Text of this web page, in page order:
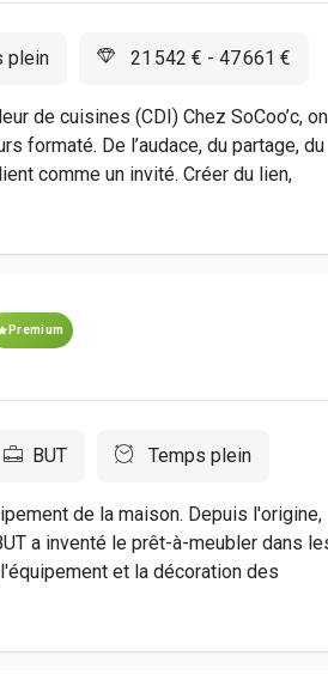
plein 21 542 € - 47 661 €
de cuisines (CDI) Chez SoCoo’c, on
formaté. De l’audace, du partage, du
comme un invité. Créer du lien,
Premium
BUT Temps plein
de la maison. Depuis l'origine,
a inventé le prêt-à-meubler dans
et la décoration des